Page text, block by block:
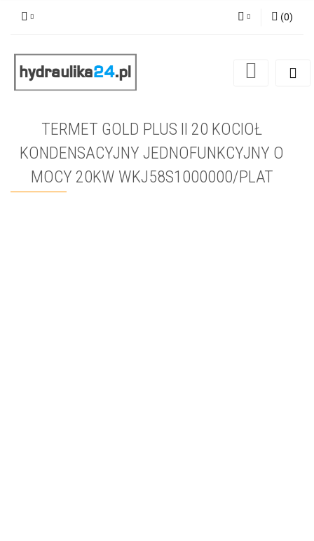
Zarejestruj się
(0)
TERMET GOLD PLUS II 20 KOCIOŁ
KONDENSACYJNY JEDNOFUNKCYJNY O
MOCY 20KW WKJ58S1000000/PLAT